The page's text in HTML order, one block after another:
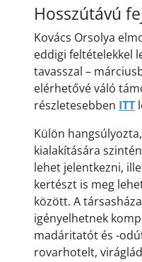
Hosszútávú
Kovács Orsolya
eddigi feltételekkel
tavasszal –
elérhetővé váló
részletesebben ITT
Külön
kialakítására
lehet jelentkezni,
kertészt is meg
között. A
igényelhetnek
madáritatót és -
rovarhotelt,